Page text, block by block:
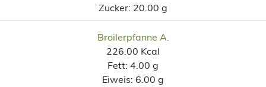
Zucker: 20.00 g
Broilerpfanne A.
226.00 Kcal
Fett: 4.00 g
Eiweis: 6.00 g